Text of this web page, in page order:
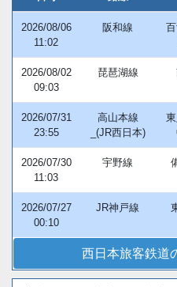
2026/08/06
11:02
阪和線
2026/08/02
09:03
琵琶湖線
2026/07/31
23:55
高山本線
_(JR西日本)
2026/07/30
11:03
宇野線
2026/07/27
00:10
JR神戸線
西日本旅客鉄道